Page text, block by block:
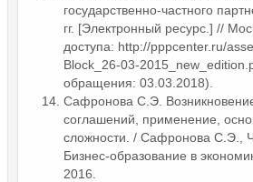
государственно-частного
гг. [Электронный ресурс.] //
доступа: http://pppcenter.ru/
Block_26-03-
обращения: 03.03.2018).
Сафронова С.Э.
соглашений, применение,
сложности. / Сафронова С.Э.,
Бизнес-образование в
2016.